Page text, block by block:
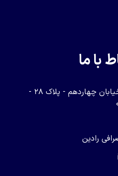
با ما
تهران - ولنجک - نبش خیابان چهاردهم - پلاک ۲۸ -